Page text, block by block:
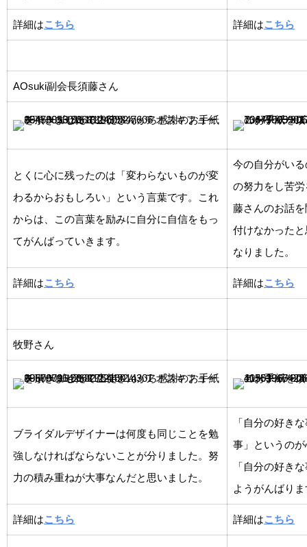
詳細はこちら 詳細はこちら
AOsuki副会長須藤さん
とくに心に残ったのは「変わらないものが変
わるからおもしろい」という言葉です。これ
からは、この言葉を励みに自分に自信をもっ
てがんばっていきます。
今の自分がい
の努力をし苦
藤さんのお話
付けなかった
なりました。
詳細はこちら 詳細はこちら
牧野さん
ブライダルデザイナーは何度も同じことを勉
強しなければならないことが分りました。努
力の積み重ねが大事なんだと思いました。
「自分の好き
事」というの
「自分の好き
ようがんばり
詳細はこちら 詳細はこちら